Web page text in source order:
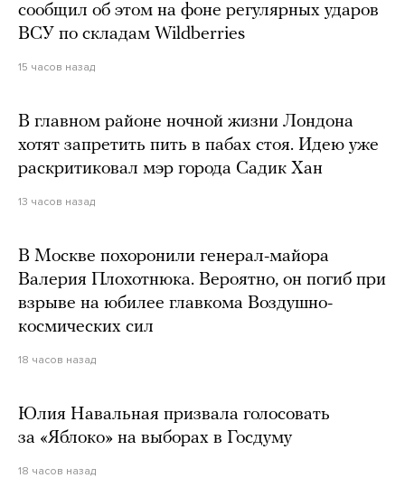
сообщил об этом на фоне регулярных ударов
ВСУ по складам Wildberries
15 часов назад
В главном районе ночной жизни Лондона
хотят запретить пить в пабах стоя. Идею уже
раскритиковал мэр города Садик Хан
13 часов назад
В Москве похоронили генерал-майора
Валерия Плохотнюка. Вероятно, он погиб при
взрыве на юбилее главкома Воздушно-
космических сил
18 часов назад
Юлия Навальная призвала голосовать
за «Яблоко» на выборах в Госдуму
18 часов назад